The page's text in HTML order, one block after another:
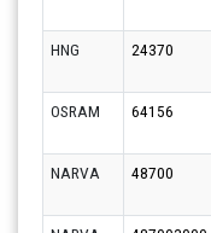
HNG 24370
OSRAM
64156
NARVA 48700